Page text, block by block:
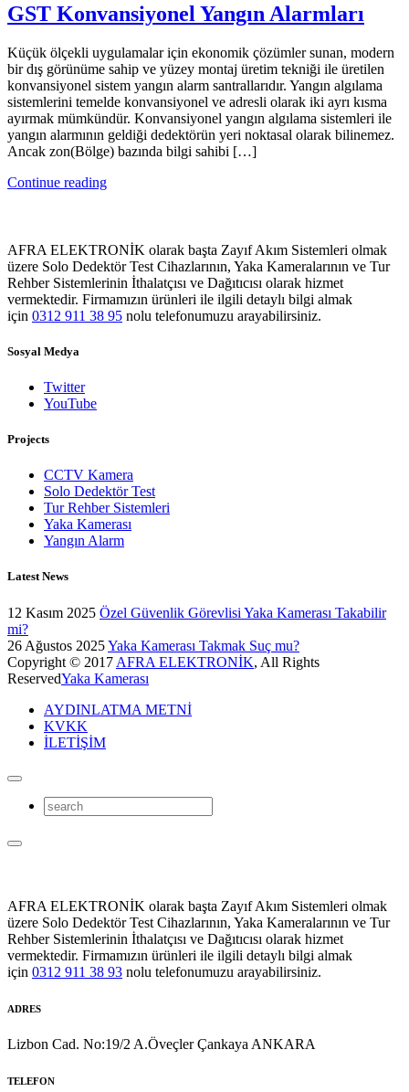
GST Konvansiyonel Yangın Alarmları
Küçük ölçekli uygulamalar için ekonomik çözümler sunan, modern
bir dış görünüme sahip ve yüzey montaj üretim tekniği ile üretilen
konvansiyonel sistem yangın alarm santrallarıdır. Yangın algılama
sistemlerini temelde konvansiyonel ve adresli olarak iki ayrı kısma
ayırmak mümkündür. Konvansiyonel yangın algılama sistemleri ile
yangın alarmının geldiği dedektörün yeri noktasal olarak bilinemez.
Ancak zon(Bölge) bazında bilgi sahibi […]
Continue reading
AFRA ELEKTRONİK olarak başta Zayıf Akım Sistemleri olmak
üzere Solo Dedektör Test Cihazlarının, Yaka Kameralarının ve Tur
Rehber Sistemlerinin İthalatçısı ve Dağıtıcısı olarak hizmet
vermektedir. Firmamızın ürünleri ile ilgili detaylı bilgi almak
için 0312 911 38 95 nolu telefonumuzu arayabilirsiniz.
Sosyal Medya
Twitter
YouTube
Projects
CCTV Kamera
Solo Dedektör Test
Tur Rehber Sistemleri
Yaka Kamerası
Yangın Alarm
Latest News
12 Kasım 2025 Özel Güvenlik Görevlisi Yaka Kamerası Takabilir
mi?
26 Ağustos 2025Yaka Kamerası Takmak Suç mu?
Copyright © 2017 AFRA ELEKTRONİK, All Rights
ReservedYaka Kamerası
AYDINLATMA METNİ
KVKK
İLETİŞİM
AFRA ELEKTRONİK olarak başta Zayıf Akım Sistemleri olmak
üzere Solo Dedektör Test Cihazlarının, Yaka Kameralarının ve Tur
Rehber Sistemlerinin İthalatçısı ve Dağıtıcısı olarak hizmet
vermektedir. Firmamızın ürünleri ile ilgili detaylı bilgi almak
için 0312 911 38 93 nolu telefonumuzu arayabilirsiniz.
ADRES
Lizbon Cad. No:19/2 A.Öveçler Çankaya ANKARA
TELEFON